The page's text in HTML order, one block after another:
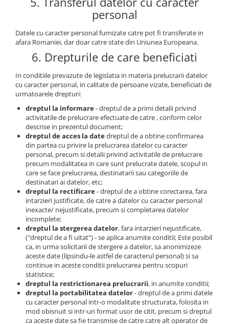
personal
Datele cu caracter personal furnizate catre pot fi transferate in
afara Romaniei, dar doar catre state din Uniunea Europeana.
6. Drepturile de care beneficiati
In conditiile prevazute de legislatia in materia prelucrarii datelor
cu caracter personal, in calitate de persoane vizate, beneficiati de
urmatoarele drepturi:
dreptul la informare- dreptul de a primi detalii privind
activitatile de prelucrare efectuate de catre , conform celor
descrise in prezentul document;
dreptul de acces la datedreptul de a obtine confirmarea
din partea cu privire la prelucrarea datelor cu caracter
personal, precum si detalii privind activitatile de prelucrare
precum modalitatea in care sunt prelucrate datele, scopul in
care se face prelucrarea, destinatarii sau categoriile de
destinatari ai datelor, etc;
dreptul la rectificare- dreptul de a obtine corectarea, fara
intarzieri justificate, de catre a datelor cu caracter personal
inexacte/ nejustificate, precum si completarea datelor
incomplete;
dreptul la stergerea datelor, fara intarzieri nejustificate,
("dreptul de a fi uitat") - se aplica anumite conditii; Este posibil
ca, in urma solicitarii de stergere a datelor, sa anonimizeze
aceste date (lipsindu-le astfel de caracterul personal) si sa
continue in aceste conditii prelucrarea pentru scopuri
statistice;
dreptul la restrictionarea prelucrarii, in anumite conditii;
dreptul la portabilitatea datelor- dreptul de a primi datele
cu caracter personal intr-o modalitate structurata, folosita in
mod obisnuit si intr-un format usor de citit, precum si dreptul
ca aceste date sa fie transmise de catre catre alt operator de